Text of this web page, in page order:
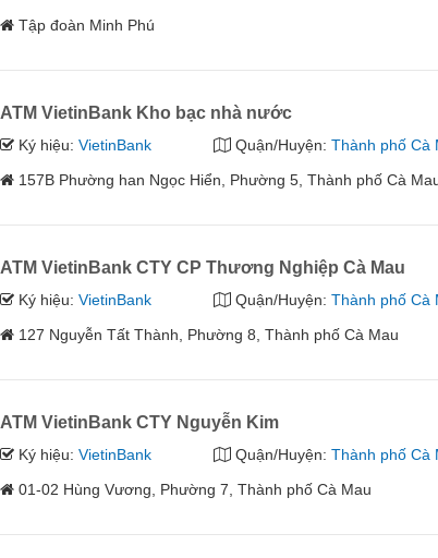
Tập đoàn Minh Phú
ATM VietinBank Kho bạc nhà nước
Ký hiệu:VietinBank Quận/Huyện: Thành phố Cà
157B Phường han Ngọc Hiển, Phường 5, Thành phố Cà
ATM VietinBank CTY CP Thương Nghiệp Cà Mau
Ký hiệu:VietinBank Quận/Huyện: Thành phố Cà
127 Nguyễn Tất Thành, Phường 8, Thành phố Cà Mau
ATM VietinBank CTY Nguyễn Kim
Ký hiệu:VietinBank Quận/Huyện: Thành phố Cà
01-02 Hùng Vương, Phường 7, Thành phố Cà Mau